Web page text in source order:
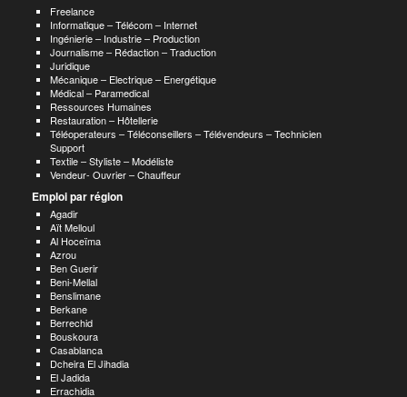
Freelance
Informatique – Télécom – Internet
Ingénierie – Industrie – Production
Journalisme – Rédaction – Traduction
Juridique
Mécanique – Electrique – Energétique
Médical – Paramedical
Ressources Humaines
Restauration – Hôtellerie
Téléoperateurs – Téléconseillers – Télévendeurs – Technicien
Support
Textile – Styliste – Modéliste
Vendeur- Ouvrier – Chauffeur
Emploi par région
Agadir
Aït Melloul
Al Hoceïma
Azrou
Ben Guerir
Beni-Mellal
Benslimane
Berkane
Berrechid
Bouskoura
Casablanca
Dcheira El Jihadia
El Jadida
Errachidia